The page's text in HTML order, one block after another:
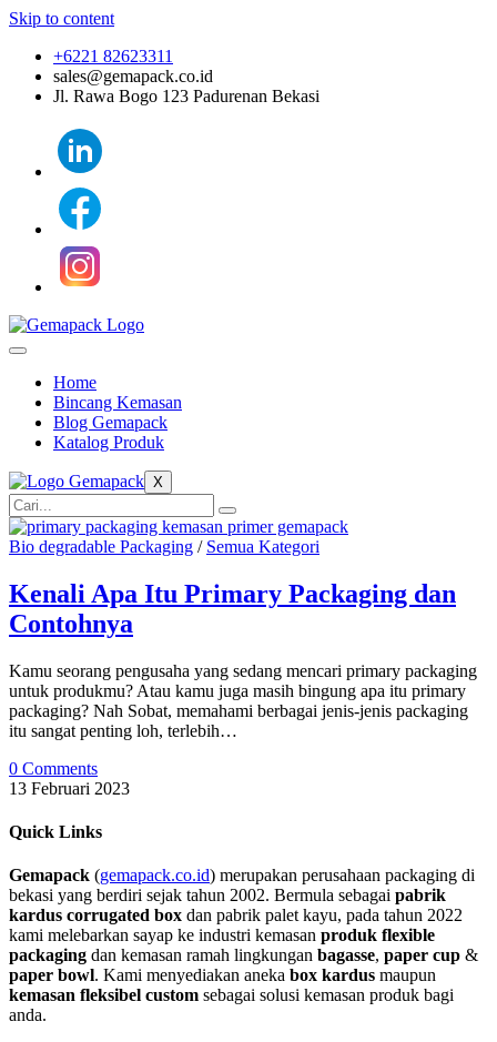
Skip to content
+6221 82623311
sales@gemapack.co.id
Jl. Rawa Bogo 123 Padurenan Bekasi
Home
Bincang Kemasan
Blog Gemapack
Katalog Produk
X
Bio degradable Packaging / Semua Kategori
Kenali Apa Itu Primary Packaging dan
Contohnya
Kamu seorang pengusaha yang sedang mencari primary packaging
untuk produkmu? Atau kamu juga masih bingung apa itu primary
packaging? Nah Sobat, memahami berbagai jenis-jenis packaging
itu sangat penting loh, terlebih…
0 Comments
13 Februari 2023
Quick Links
Gemapack (gemapack.co.id) merupakan perusahaan packaging di
bekasi yang berdiri sejak tahun 2002. Bermula sebagai pabrik
kardus corrugated box dan pabrik palet kayu, pada tahun 2022
kami melebarkan sayap ke industri kemasan produk flexible
packaging dan kemasan ramah lingkungan bagasse, paper cup &
paper bowl. Kami menyediakan aneka box kardus maupun
kemasan fleksibel custom sebagai solusi kemasan produk bagi
anda.